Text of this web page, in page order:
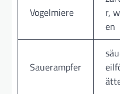
Vogelmiere
r,
en
Sauerampfer